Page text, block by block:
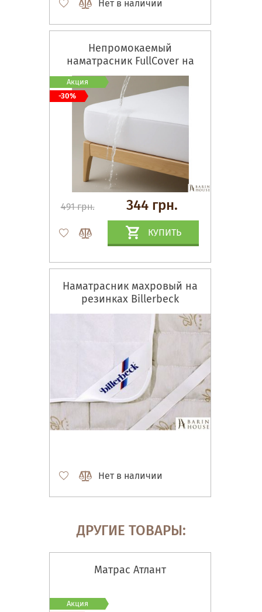
Нет в наличии
Непромокаемый
наматрасник FullCover на
резинке по всему периметру
491 грн. 344 грн.
КУПИТЬ
Акция
-30%
Наматрасник махровый на
резинках Billerbeck
Нет в наличии
ДРУГИЕ ТОВАРЫ:
Матрас Атлант
Акция